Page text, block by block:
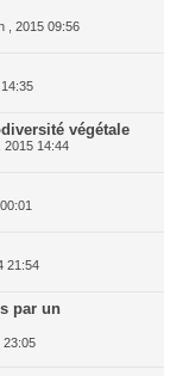
, 2015 09:56
végétale
2015 14:44
21:54
par un
23:05